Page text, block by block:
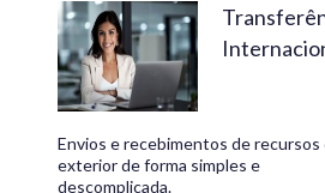
Envios e recebimentos de recursos
exterior de forma simples e
descomplicada.